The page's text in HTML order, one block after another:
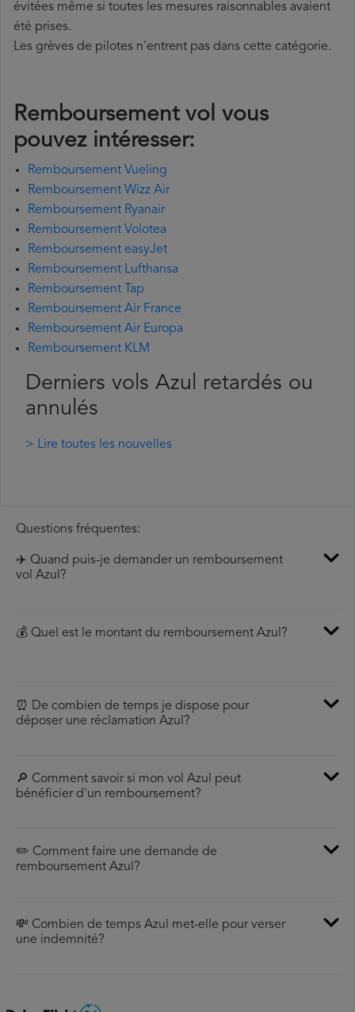
évitées même si toutes les mesures raisonnables avaient
été prises.
Les grèves de pilotes n'entrent pas dans cette catégorie.
Remboursement vol vous
pouvez intéresser:
Remboursement Vueling
Remboursement Wizz Air
Remboursement Ryanair
Remboursement Volotea
Remboursement easyJet
Remboursement Lufthansa
Remboursement Tap
Remboursement Air France
Remboursement Air Europa
Remboursement KLM
Derniers vols Azul retardés ou
annulés
> Lire toutes les nouvelles
Questions fréquentes:
✈️ Quand puis-je demander un remboursement
vol Azul?
💰 Quel est le montant du remboursement Azul?
⏰ De combien de temps je dispose pour
déposer une réclamation Azul?
🔎 Comment savoir si mon vol Azul peut
bénéficier d'un remboursement?
✏️ Comment faire une demande de
remboursement Azul?
💸 Combien de temps Azul met-elle pour verser
une indemnité?